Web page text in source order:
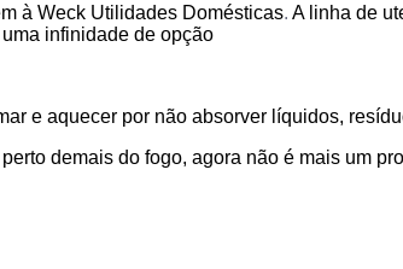
à Weck Utilidades Domésticas. A linha de
infinidade de opção
e aquecer por não absorver líquidos,
demais do fogo, agora não é mais um